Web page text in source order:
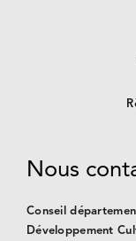
Nous
Conseil
Développement